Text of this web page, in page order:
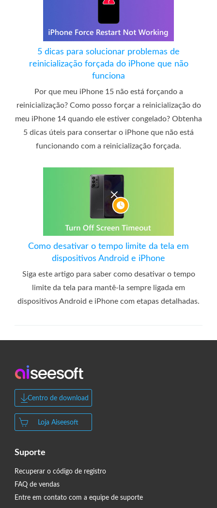
5 dicas para solucionar problemas de
reinicialização forçada do iPhone que não
funciona
Por que meu iPhone 15 não está forçando a
reinicialização? Como posso forçar a reinicialização do
meu iPhone 14 quando ele estiver congelado? Obtenha
5 dicas úteis para consertar o iPhone que não está
funcionando com a reinicialização forçada.
Como desativar o tempo limite da tela em
dispositivos Android e iPhone
Siga este artigo para saber como desativar o tempo
limite da tela para mantê-la sempre ligada em
dispositivos Android e iPhone com etapas detalhadas.
Centro de download
Loja Aiseesoft
Suporte
Recuperar o código de registro
FAQ de vendas
Entre em contato com a equipe de suporte